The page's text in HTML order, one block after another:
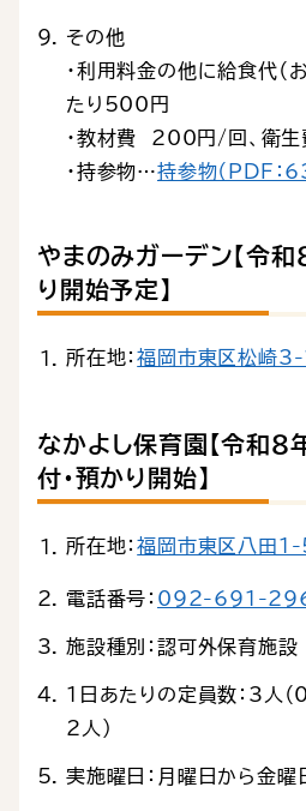
その他
・利用料金の他に給食代（
たり500円
・教材費 200円/回、衛
・持参物…持参物（PDF：
やまのみガーデン【令
り開始予定】
所在地：福岡市東区松崎
なかよし保育園【令和８
付・預かり開始】
所在地：福岡市東区八田
電話番号： 092-691-
施設種別：認可外保育施設
1日あたりの定員数：3人
2人）
実施曜日：月曜日から金曜